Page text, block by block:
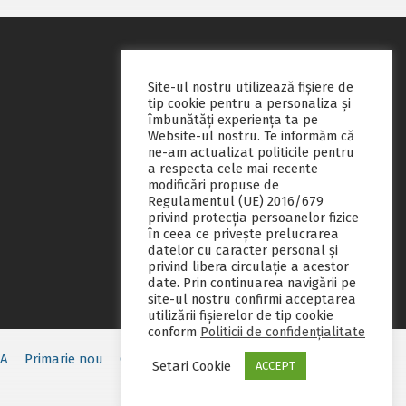
Primarie nou Consiliul local Servicii publice
Monitorul oficial local
Site-ul nostru utilizează fişiere de
tip cookie pentru a personaliza și
îmbunătăți experiența ta pe
Website-ul nostru. Te informăm că
ne-am actualizat politicile pentru
a respecta cele mai recente
modificări propuse de
Regulamentul (UE) 2016/679
privind protecția persoanelor fizice
în ceea ce privește prelucrarea
datelor cu caracter personal și
privind libera circulație a acestor
date. Prin continuarea navigării pe
site-ul nostru confirmi acceptarea
utilizării fişierelor de tip cookie
conform Politicii de confidențialitate
Setari Cookie ACCEPT